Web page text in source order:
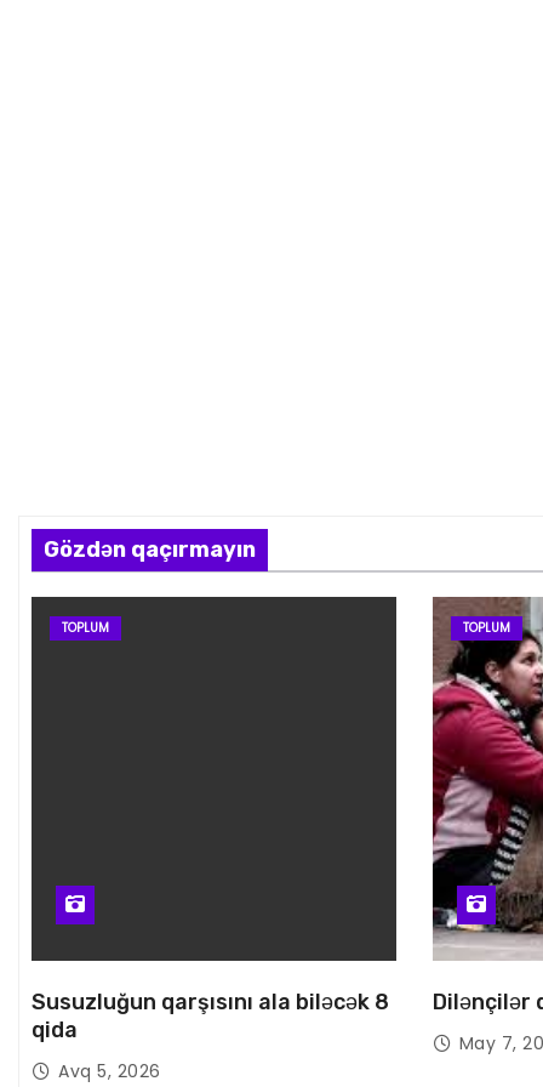
Gözdən qaçırmayın
TOPLUM
Susuzluğun qarşısını ala biləcək 8
qida
Avq 5, 2026
TOPLUM
Dilənçilər
May 7,